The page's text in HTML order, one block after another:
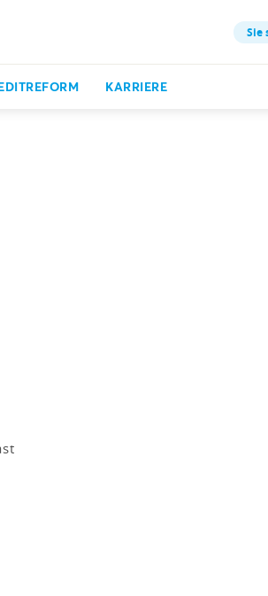
Sie
KARRIERE